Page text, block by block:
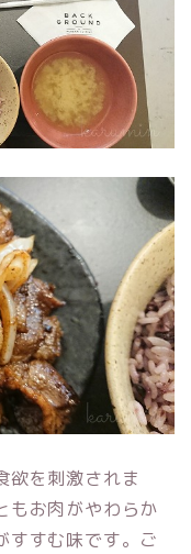
欲を刺激されま
もお肉がやわらか
すすむ味です。ご